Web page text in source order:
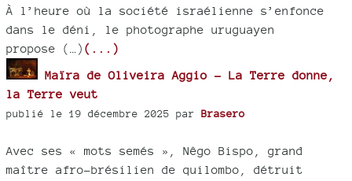
À l’heure où la société israélienne s’enfonce
dans le déni, le photographe uruguayen
propose (…) (...)
Maïra de Oliveira Aggio - La Terre donne,
la Terre veut
publié le 19 décembre 2025 par Brasero
Avec ses « mots semés », Nêgo Bispo, grand
maître afro-brésilien de quilombo, détruit